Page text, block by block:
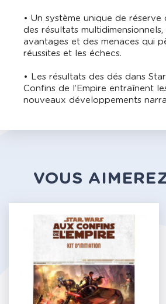
• Un système unique de
des résultats
avantages et des menaces qui
réussites et les échecs.
• Les résultats des dés dans
Confins de l’Empire entraînent
nouveaux développements
VOUS